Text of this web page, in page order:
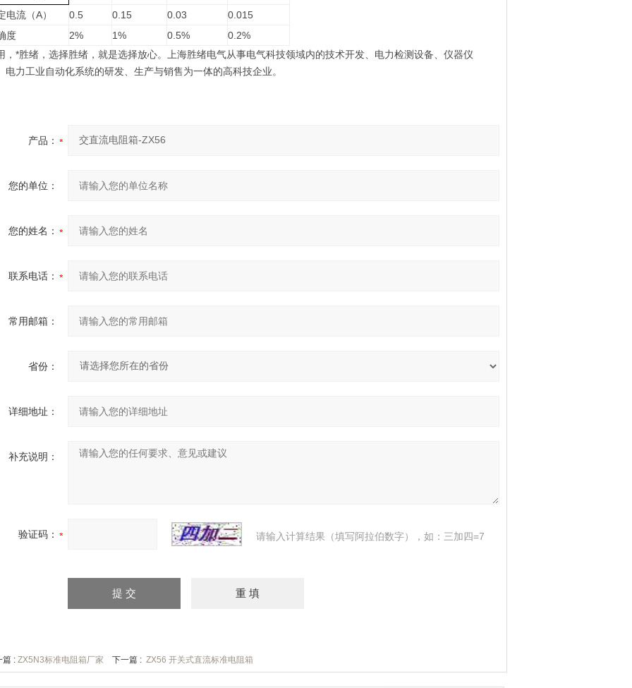
电流（A）
0.5 0.15 0.03
0.015
度
2% 1% 0.5%
0.2%
，*胜绪，选择胜绪，就是选择放心。上海胜绪电气从事电气科技领域内的技术开发、电力检测设备、仪器仪
电力工业自动化系统的研发、生产与销售为一体的高科技企业。
产品：
您的单位：
您的姓名：
联系电话：
常用邮箱：
省份：
详细地址：
补充说明：
验证码： 请输入计算结果（填写阿拉伯数字），如：三加四=7
篇 : ZX5N3标准电阻箱厂家 下一篇 : ZX56 开关式直流标准电阻箱